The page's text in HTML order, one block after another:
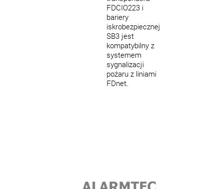
FDCIO223 i
bariery
iskrobezpiecznej
SB3 jest
kompatybilny z
systemem
sygnalizacji
pożaru z liniami
FDnet.